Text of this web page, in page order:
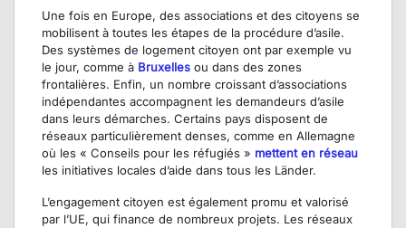
Une fois en Europe, des associations et des citoyens se
mobilisent à toutes les étapes de la procédure d’asile.
Des systèmes de logement citoyen ont par exemple vu
le jour, comme à Bruxelles ou dans des zones
frontalières. Enfin, un nombre croissant d’associations
indépendantes accompagnent les demandeurs d’asile
dans leurs démarches. Certains pays disposent de
réseaux particulièrement denses, comme en Allemagne
où les « Conseils pour les réfugiés » mettent en réseau
les initiatives locales d’aide dans tous les Länder.
L’engagement citoyen est également promu et valorisé
par l’UE, qui finance de nombreux projets. Les réseaux